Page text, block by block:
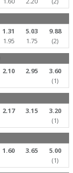
1.31 5.03
9.88
1.95
1.75 (2)
2.10 2.95
3.60
(1)
2.17 3.15
3.20
(1)
1.60 3.65
5.00
(1)